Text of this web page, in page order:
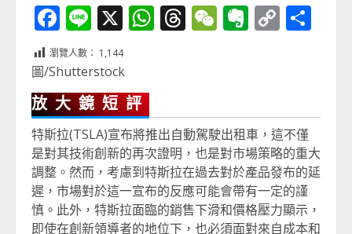
Facebook
Line
X WhatsApp
Threads
WeChat
Evernote
Copy
瀏覽人數： 1,144
圖/Shutterstock
放大鏡短評
特斯拉(TSLA)宣布將推出自動駕駛出租車，這不僅
是對其技術創新的再次證明，也是對市場策略的重大
調整。然而，考慮到特斯拉在過去對於產品發布的延
遲，市場對於這一宣布的反應可能會帶有一定的謹
慎。此外，特斯拉面臨的銷售下滑和價格壓力顯示，
即使在創新領導者的地位下，也必須面對來自成本和